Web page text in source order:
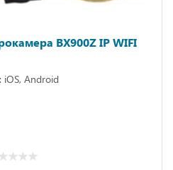
BX900Z IP WIFI
Android